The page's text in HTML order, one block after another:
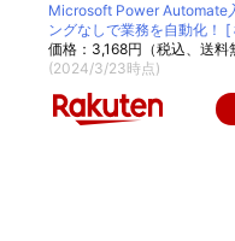
Microsoft Power Automate
ングなしで業務を自動化！ [
価格：3,168円（税込、送料
(2024/3/23時点)